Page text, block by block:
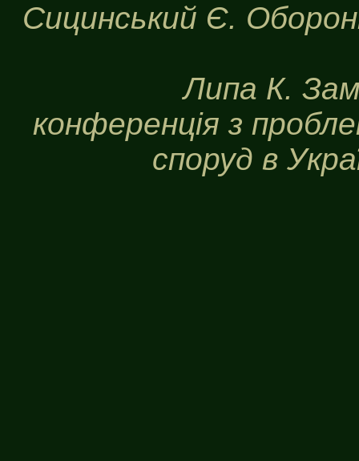
Сицинський Є.
Липа К.
конференція з
споруд в